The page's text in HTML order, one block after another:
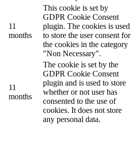
11
months
This cookie is set by
GDPR Cookie Consent
plugin. The cookies is used
to store the user consent for
the cookies in the category
"Non Necessary".
11
months
The cookie is set by the
GDPR Cookie Consent
plugin and is used to store
whether or not user has
consented to the use of
cookies. It does not store
any personal data.